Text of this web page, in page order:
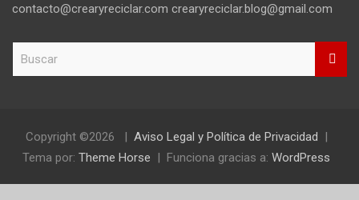
contacto@crearyreciclar.com crearyreciclar.blog@gmail.com
Copyright ©2026
Aviso Legal y Política de Privacidad
Tema por: Theme Horse Funciona gracias a: WordPress